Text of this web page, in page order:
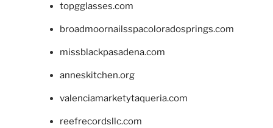
topgglasses.com
broadmoornailsspacoloradosprings.com
missblackpasadena.com
anneskitchen.org
valenciamarketytaqueria.com
reefrecordsllc.com